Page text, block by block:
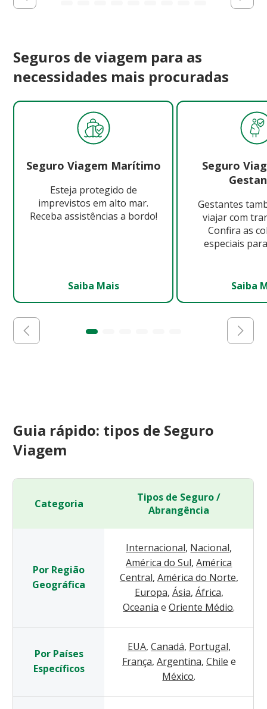
Seguros de viagem para as
necessidades mais procuradas
Seguro Viagem Marítimo
Esteja protegido de
imprevistos em alto mar.
Receba assistências a bordo!
Saiba Mais
Seguro
Gestantes
viajar com
Confira as
especiais
Saiba
Guia rápido: tipos de Seguro
Viagem
Categoria
Tipos de Seguro /
Abrangência
Por Região
Geográfica
Internacional, Nacional,
América do Sul, América
Central, América do Norte,
Europa, Ásia, África,
Oceania e Oriente Médio.
Por Países
Específicos
EUA, Canadá, Portugal,
França, Argentina, Chile e
México.